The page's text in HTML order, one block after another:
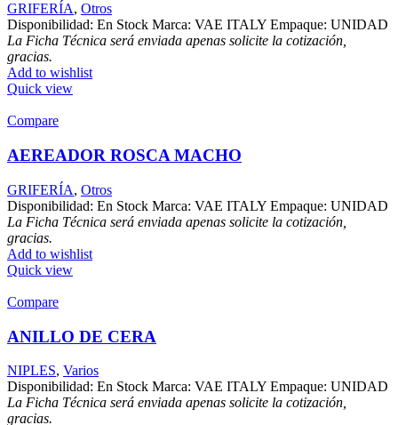
GRIFERÍA, Otros
Disponibilidad: En Stock Marca: VAE ITALY Empaque: UNIDAD
La Ficha Técnica será enviada apenas solicite la cotización,
gracias.
Add to wishlist
Quick view
Compare
AEREADOR ROSCA MACHO
GRIFERÍA, Otros
Disponibilidad: En Stock Marca: VAE ITALY Empaque: UNIDAD
La Ficha Técnica será enviada apenas solicite la cotización,
gracias.
Add to wishlist
Quick view
Compare
ANILLO DE CERA
NIPLES, Varios
Disponibilidad: En Stock Marca: VAE ITALY Empaque: UNIDAD
La Ficha Técnica será enviada apenas solicite la cotización,
gracias.